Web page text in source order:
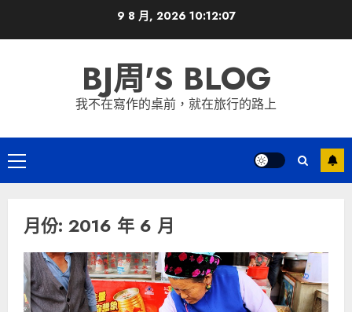
9 8 月, 2026 10:12:08
BJ周'S BLOG
我不在寫作的桌前，就在旅行的路上
Primary
Menu
月份: 2016 年 6 月